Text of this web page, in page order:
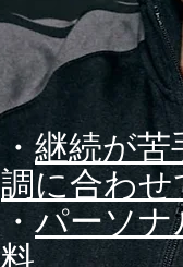
・継続が苦
調に合わ
・パーソナ
料